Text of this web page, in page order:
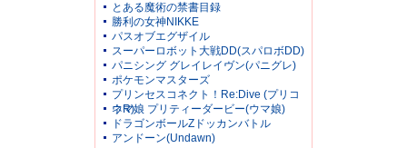
とある魔術の禁書目録
勝利の女神NIKKE
パスオブエグザイル
スーパーロボット大戦DD(スパロボDD)
パニシング グレイレイヴン(パニグレ)
ポケモンマスターズ
プリンセスコネクト！Re:Dive (プリコ
ネR)
ウマ娘 プリティーダービー(ウマ娘)
ドラゴンボールZドッカンバトル
アンドーン(Undawn)